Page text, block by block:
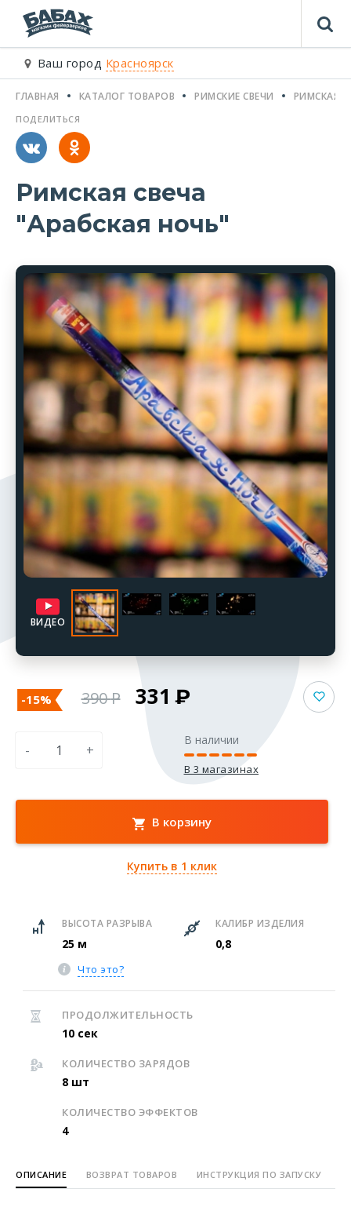
Ваш город Красноярск
ГЛАВНАЯ КАТАЛОГ ТОВАРОВ РИМСКИЕ СВЕЧИ РИМСКАЯ
Римская свеча
"Арабская ночь"
ПОДЕЛИТЬСЯ
ВИДЕО
-15% 390 331
- +
В наличии
В 3 магазинах
В корзину
Купить в 1 клик
ВЫСОТА РАЗРЫВА
25 м
КАЛИБР ИЗДЕЛИЯ
0,8
Что это?
ПРОДОЛЖИТЕЛЬНОСТЬ
10 сек
КОЛИЧЕСТВО ЗАРЯДОВ
8 шт
КОЛИЧЕСТВО ЭФФЕКТОВ
4
ОПИСАНИЕ ВОЗВРАТ ТОВАРОВ ИНСТРУКЦИЯ ПО ЗАПУСКУ